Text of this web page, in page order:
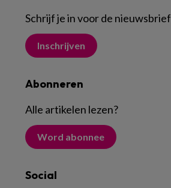
Schrijf je in voor de nieuwsbrief
Inschrijven
Abonneren
Alle artikelen lezen?
Word abonnee
Social